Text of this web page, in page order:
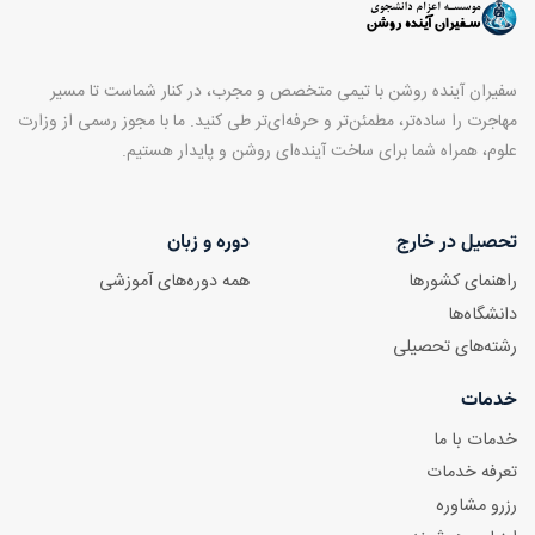
سفیران آینده روشن با تیمی متخصص و مجرب، در کنار شماست تا مسیر
مهاجرت را ساده‌تر، مطمئن‌تر و حرفه‌ای‌تر طی کنید. ما با مجوز رسمی از وزارت
علوم، همراه شما برای ساخت آینده‌ای روشن و پایدار هستیم.
تحصیل در خارج
راهنمای کشورها
دانشگاه‌ها
رشته‌های تحصیلی
دوره و زبان
همه دوره‌های آموزشی
خدمات
خدمات با ما
تعرفه خدمات
رزرو مشاوره